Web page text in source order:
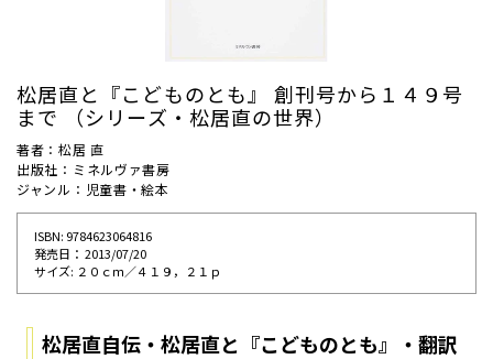
松居直と『こどものとも』 創刊号から１４９号
まで （シリーズ・松居直の世界）
著者：松居 直
出版社：ミネルヴァ書房
ジャンル：児童書・絵本
ISBN: 9784623064816
発売⽇： 2013/07/20
サイズ: ２０ｃｍ／４１９，２１ｐ
松居直自伝・松居直と『こどものとも』・翻訳